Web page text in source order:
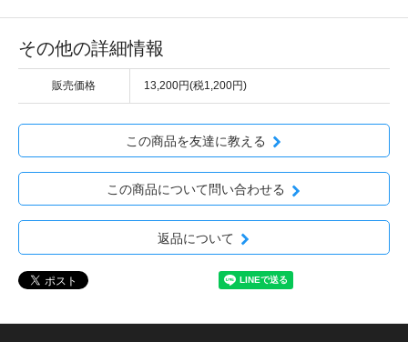
その他の詳細情報
販売価格 13,200円(税1,200円)
この商品を友達に教える
この商品について問い合わせる
返品について